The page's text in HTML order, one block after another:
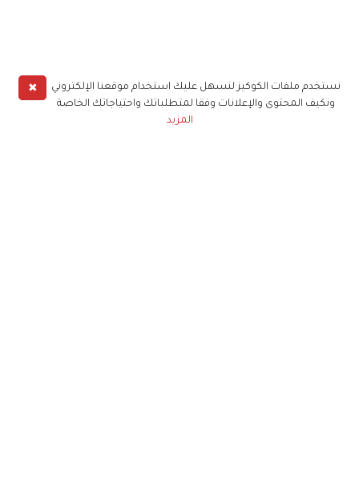
✖
نستخدم ملفات الكوكيز لنسهل عليك استخدام موقعنا الإلكتروني
ونكيف المحتوى والإعلانات وفقا لمتطلباتك واحتياجاتك الخاصة
المزيد